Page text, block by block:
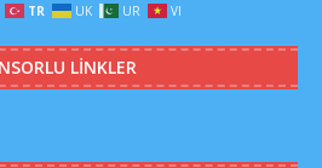
TR UK UR VI
LINKLER